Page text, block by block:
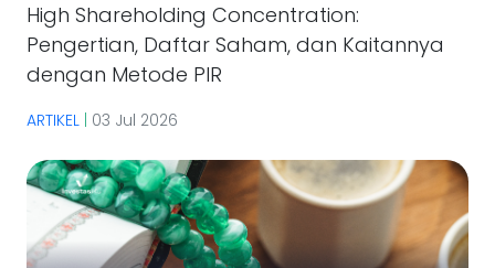
High Shareholding Concentration:
Pengertian, Daftar Saham, dan Kaitannya
dengan Metode PIR
ARTIKEL 03 Jul 2026